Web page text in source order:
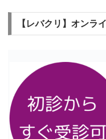
【レバクリ】オンラ